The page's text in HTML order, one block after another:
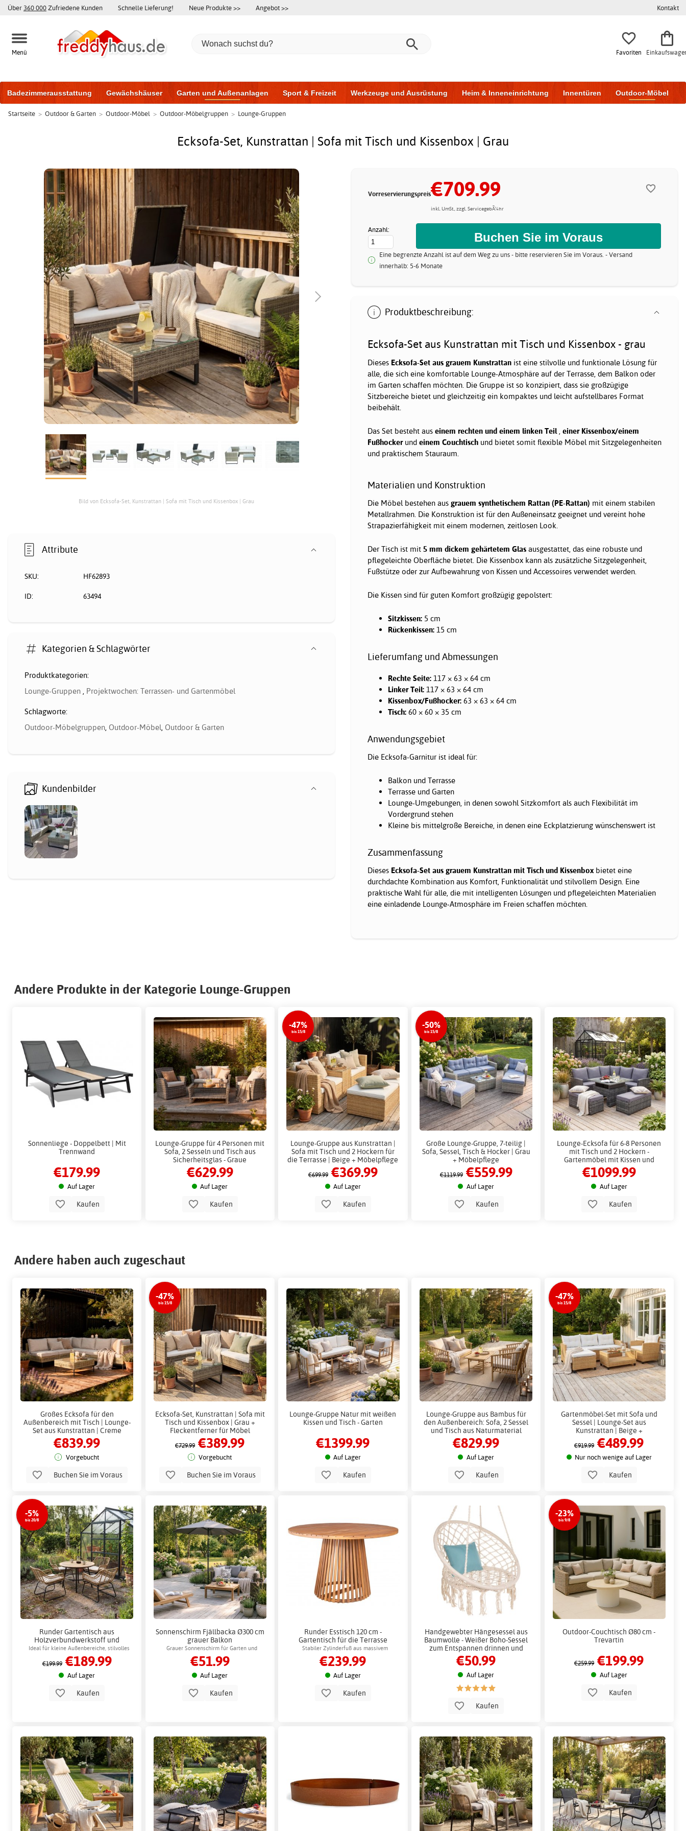
Über 360 000 Zufriedene Kunden Schnelle Lieferung! Neue Produkte >> Angebot >> Kontakt
Menü Favoriten
Badezimmerausstattung Gewächshäuser Garten und Außenanlagen Sport & Freizeit Werkzeuge und Ausrüstung Heim & Inneneinrichtung Innentüren Outdoor-Möbel
Gartenhäuser und Schuppen Haustüren Fenster Trainingsgeräte Möbel für das Badezimmer
Startseite > Outdoor & Garten > Outdoor-Möbel > Outdoor-Möbelgruppen > Lounge-Gruppen
Ecksofa-Set, Kunstrattan | Sofa mit Tisch und Kissenbox | Grau
Bild von Ecksofa-Set, Kunstrattan | Sofa mit Tisch und Kissenbox | Grau
Vorreservierungspreis€709.99
inkl. UmSt., zzgl. ServicegebÃ¼hr
Anzahl:
Eine begrenzte Anzahl ist auf dem Weg zu uns - bitte reservieren Sie im Voraus. - Versand
innerhalb: 5-6 Monate
Produktbeschreibung:
Ecksofa-Set aus Kunstrattan mit Tisch und Kissenbox - grau
Dieses Ecksofa-Set aus grauem Kunstrattan ist eine stilvolle und funktionale Lösung für
alle, die sich eine komfortable Lounge-Atmosphäre auf der Terrasse, dem Balkon oder
im Garten schaffen möchten. Die Gruppe ist so konzipiert, dass sie großzügige
Sitzbereiche bietet und gleichzeitig ein kompaktes und leicht aufstellbares Format
beibehält.
Das Set besteht aus einem rechten und einem linken Teil, einer Kissenbox/einem
Fußhockerund einem Couchtisch und bietet somit flexible Möbel mit Sitzgelegenheiten
und praktischem Stauraum.
Materialien und Konstruktion
Die Möbel bestehen aus grauem synthetischem Rattan (PE-Rattan) mit einem stabilen
Metallrahmen. Die Konstruktion ist für den Außeneinsatz geeignet und vereint hohe
Strapazierfähigkeit mit einem modernen, zeitlosen Look.
Der Tisch ist mit 5 mm dickem gehärtetem Glas ausgestattet, das eine robuste und
pflegeleichte Oberfläche bietet. Die Kissenbox kann als zusätzliche Sitzgelegenheit,
Fußstütze oder zur Aufbewahrung von Kissen und Accessoires verwendet werden.
Die Kissen sind für guten Komfort großzügig gepolstert:
Sitzkissen: 5 cm
Rückenkissen: 15 cm
Lieferumfang und Abmessungen
Rechte Seite: 117 × 63 × 64 cm
Linker Teil: 117 × 63 × 64 cm
Kissenbox/Fußhocker: 63 × 63 × 64 cm
Tisch: 60 × 60 × 35 cm
Anwendungsgebiet
Die Ecksofa-Garnitur ist ideal für:
Balkon und Terrasse
Terrasse und Garten
Lounge-Umgebungen, in denen sowohl Sitzkomfort als auch Flexibilität im
Vordergrund stehen
Kleine bis mittelgroße Bereiche, in denen eine Eckplatzierung wünschenswert ist
Zusammenfassung
Dieses Ecksofa-Set aus grauem Kunstrattan mit Tisch und Kissenbox bietet eine
durchdachte Kombination aus Komfort, Funktionalität und stilvollem Design. Eine
praktische Wahl für alle, die mit intelligenten Lösungen und pflegeleichten Materialien
eine einladende Lounge-Atmosphäre im Freien schaffen möchten.
Attribute
SKU: HF62893
ID: 63494
Kategorien & Schlagwörter
Produktkategorien:
Lounge-Gruppen , Projektwochen: Terrassen- und Gartenmöbel
Schlagworte:
Outdoor-Möbelgruppen, Outdoor-Möbel, Outdoor & Garten
Kundenbilder
Andere Produkte in der Kategorie Lounge-Gruppen
Sonnenliege - Doppelbett | Mit
Trennwand
€179.99
Auf Lager
Kaufen
Lounge-Gruppe für 4 Personen mit
Sofa, 2 Sesseln und Tisch aus
Sicherheitsglas - Graue
Gartenmöbelgruppe für Balkon
und Terrasse
€629.99
Auf Lager
Kaufen
-47%
bis 15/8
Lounge-Gruppe aus Kunstrattan |
Sofa mit Tisch und 2 Hockern für
die Terrasse | Beige + Möbelpflege
€699.99 €369.99
Auf Lager
Kaufen
-50%
bis 15/8
Große Lounge-Gruppe, 7-teilig |
Sofa, Sessel, Tisch & Hocker | Grau
+ Möbelpflege
€1119.99 €559.99
Auf Lager
Kaufen
Lounge-Ecksofa für 6-8 Personen
mit Tisch und 2 Hockern -
Gartenmöbel mit Kissen und
Sicherheitsglas
€1099.99
Auf Lager
Kaufen
Andere haben auch zugeschaut
Großes Ecksofa für den
Außenbereich mit Tisch | Lounge-
Set aus Kunstrattan | Creme
€839.99
Vorgebucht
Buchen Sie im Voraus
-47%
bis 15/8
Ecksofa-Set, Kunstrattan | Sofa mit
Tisch und Kissenbox | Grau +
Fleckentferner für Möbel
€729.99 €389.99
Vorgebucht
Buchen Sie im Voraus
Lounge-Gruppe Natur mit weißen
Kissen und Tisch - Garten
€1399.99
Auf Lager
Kaufen
Lounge-Gruppe aus Bambus für
den Außenbereich: Sofa, 2 Sessel
und Tisch aus Naturmaterial
€829.99
Auf Lager
Kaufen
-47%
bis 15/8
Gartenmöbel-Set mit Sofa und
Sessel | Lounge-Set aus
Kunstrattan | Beige +
Fleckentferner für Möbel
€919.99 €489.99
Nur noch wenige auf Lager
Kaufen
-5%
bis 20/8
Runder Gartentisch aus
Holzverbundwerkstoff und
Aluminium, 105 cm - Lükenäs
Ideal für kleine Außenbereiche, stilvolles
Design
€199.99 €189.99
Auf Lager
Kaufen
Sonnenschirm Fjällbacka Ø300 cm
grauer Balkon
Grauer Sonnenschirm für Garten und
Terrasse, separater Fuß
€51.99
Auf Lager
Kaufen
Runder Esstisch 120 cm -
Gartentisch für die Terrasse
Stabiler Zylinderfuß aus massivem
Akazienholz
€239.99
Auf Lager
Kaufen
Handgewebter Hängesessel aus
Baumwolle - Weißer Boho-Sessel
zum Entspannen drinnen und
draußen
€50.99
Auf Lager
Kaufen
-23%
bis 9/8
Outdoor-Couchtisch Ø80 cm -
Trevartin
€259.99 €199.99
Auf Lager
Kaufen